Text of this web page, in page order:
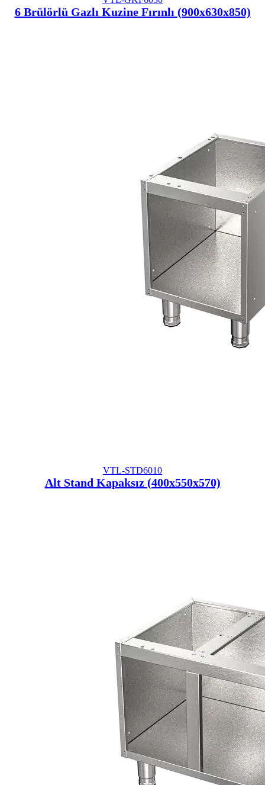
6 Brülörlü Gazlı Kuzine Fırınlı (900x630x850)
VTL-STD6010
Alt Stand Kapaksız (400x550x570)